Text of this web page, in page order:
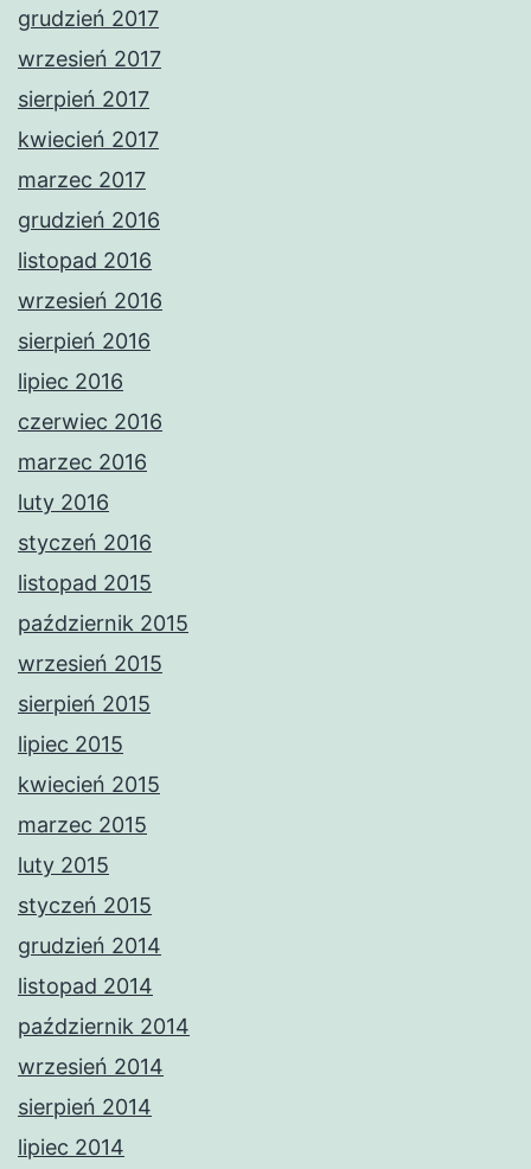
grudzień 2017
wrzesień 2017
sierpień 2017
kwiecień 2017
marzec 2017
grudzień 2016
listopad 2016
wrzesień 2016
sierpień 2016
lipiec 2016
czerwiec 2016
marzec 2016
luty 2016
styczeń 2016
listopad 2015
październik 2015
wrzesień 2015
sierpień 2015
lipiec 2015
kwiecień 2015
marzec 2015
luty 2015
styczeń 2015
grudzień 2014
listopad 2014
październik 2014
wrzesień 2014
sierpień 2014
lipiec 2014